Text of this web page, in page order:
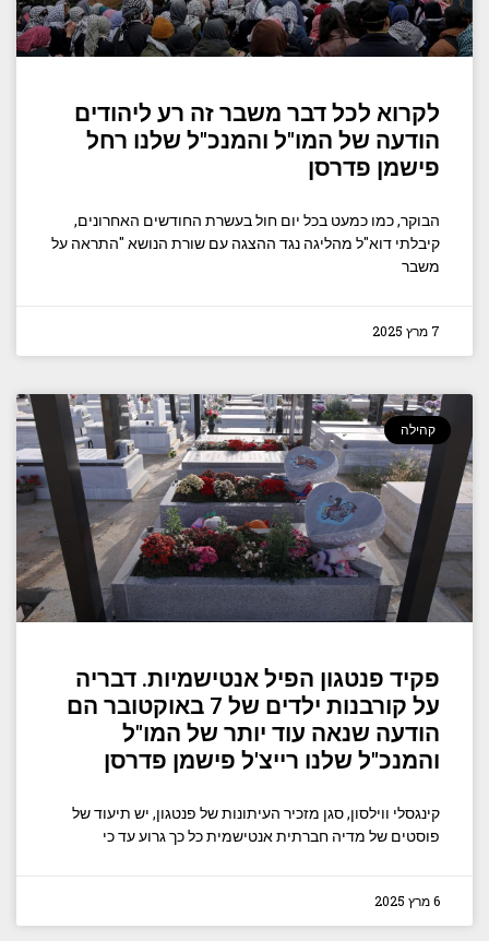
לקרוא לכל דבר משבר זה רע ליהודים
הודעה של המו"ל והמנכ"ל שלנו רחל
פישמן פדרסן
הבוקר, כמו כמעט בכל יום חול בעשרת החודשים האחרונים,
קיבלתי דוא"ל מהליגה נגד ההצגה עם שורת הנושא "התראה על
משבר
7 מרץ 2025
קהילה
פקיד פנטגון הפיל אנטישמיות. דבריה
על קורבנות ילדים של 7 באוקטובר הם
הודעה שנאה עוד יותר של המו"ל
והמנכ"ל שלנו רייצ'ל פישמן פדרסן
קינגסלי ווילסון, סגן מזכיר העיתונות של פנטגון, יש תיעוד של
פוסטים של מדיה חברתית אנטישמית כל כך גרוע עד כי
6 מרץ 2025